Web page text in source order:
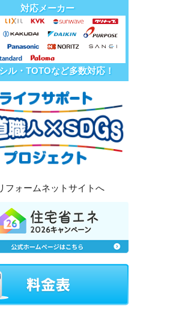
対応メーカー
ル・TOTOなど多数対応！